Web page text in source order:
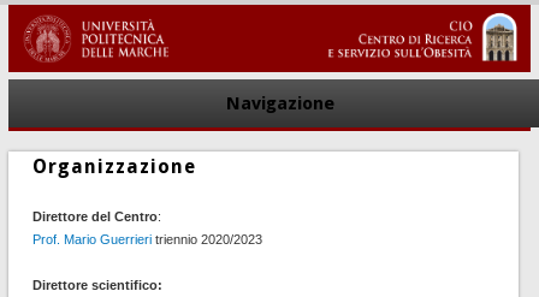
Navigazione
Organizzazione
Direttore del Centro:
Prof. Mario Guerrieritriennio 2020/2023
Direttore scientifico: